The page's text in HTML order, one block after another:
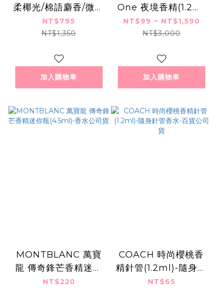
柔椰光/棉語麝香/微裸
香草/輕柔果蜜 噴霧
(236ml)-百貨公司貨
NT$795
NT$1,350
加入購物車
One 夜境香精(1.2ml
/ 100ml)-公司貨
NT$99 ~ NT$1,590
NT$3,000
加入購物車
MONTBLANC 萬寶
龍 傳奇鋒芒香精迷你
瓶(4.5ml)-香水公司貨
NT$220
COACH 時尚櫻桃香
精針管(1.2ml)-隨身針
管香水-百貨公司貨
NT$65